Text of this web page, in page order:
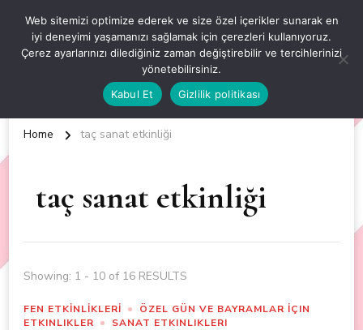
OKUL ÖNCESİ ETKİNLİKLER
EN YENİ VE ÖZGÜN OKUL ÖNCESİ ETKİNLİKLERİ
Home taç sanat etkinliği
taç sanat etkinliği
Showing: 1 - 10 of 16 RESULTS
FEN ETKİNLİKLERİ
ÖZEL GÜN VE BAYRAMLAR İÇIN
ETKINLIKLER
SANAT ETKINLIKLERI
Web sitemizi optimize ederek ve size özel içerikler sunarak en
iyi deneyimi yaşamanızı sağlamak için çerezleri kullanıyoruz.
Çerez ayarlarınızı dilediğiniz zaman değiştirebilir ve tercihlerinizi
yönetebilirsiniz.
Kabul Et
Gizlilik politikası